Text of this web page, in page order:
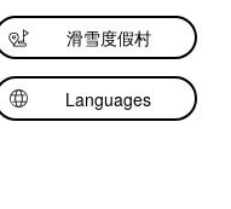
滑雪度假村
Languages